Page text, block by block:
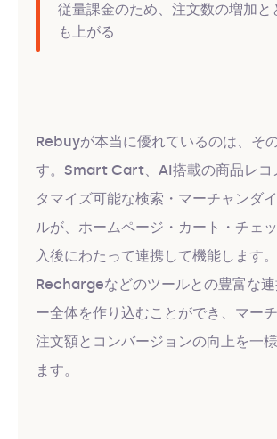
従量課金のため、注文数の増加と
も上がる
Rebuyが本当に優れているのは、そ
す。Smart Cart、AI搭載の商品レコ
タマイズ可能な検索・マーチャンダ
ルが、ホームページ・カート・チェ
入後にわたって連携して機能します
Rechargeなどのツールとの豊富な
ー全体を作り込むことができ、マー
注文額とコンバージョンの向上を一
ます。